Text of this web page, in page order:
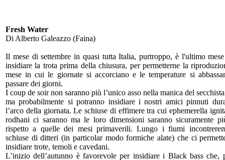
Fresh Water
Di Alberto Galeazzo (Faina)
Il mese di settembre in quasi tutta Italia, purtroppo, è l'ultimo
insidiare la trota prima della chiusura, per permetterne la
mese in cui le giornate si accorciano e le temperature si
passare dei giorni.
I coup de soir non saranno più l’unico asso nella manica del
ma probabilmente si potranno insidiare i nostri amici pinnuti
l’arco della giornata. Le schiuse di effimere tra cui ephemerella
rodhani ci saranno ma le loro dimensioni saranno sicuramente
rispetto a quelle dei mesi primaverili. Lungo i fiumi
schiuse di ditteri (in particolar modo formiche alate) che ci
insidiare trote, temoli e cavedani.
L’inizio dell’autunno è favorevole per insidiare i Black bass che,